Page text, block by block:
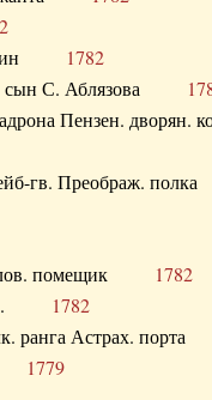
1782
сын С. Аблязова
Пензен.
гв. Преображ.
помещик 1782
1782
ранга Астрах.
1779